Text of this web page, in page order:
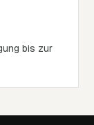
bis zur